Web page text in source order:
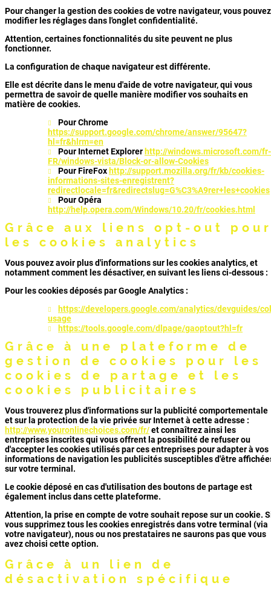
Pour changer la gestion des cookies de votre navigateur, vous pouvez
modifier les réglages dans l'onglet confidentialité.
Attention, certaines fonctionnalités du site peuvent ne plus
fonctionner.
La configuration de chaque navigateur est différente.
Elle est décrite dans le menu d'aide de votre navigateur, qui vous
permettra de savoir de quelle manière modifier vos souhaits en
matière de cookies.
Pour Chrome
https://support.google.com/chrome/answer/95647?
hl=fr&hlrm=en
Pour Internet Explorer http://windows.microsoft.com/fr-
FR/windows-vista/Block-or-allow-Cookies
Pour FireFox http://support.mozilla.org/fr/kb/cookies-
informations-sites-enregistrent?
redirectlocale=fr&redirectslug=G%C3%A9rer+les+cookies
Pour Opéra
http://help.opera.com/Windows/10.20/fr/cookies.html
Grâce aux liens opt-out
les cookies analytics
Vous pouvez avoir plus d'informations sur les cookies analytics, et
notamment comment les désactiver, en suivant les liens ci-dessous :
Pour les cookies déposés par Google Analytics :
https://developers.google.com/analytics/devguides/
usage
https://tools.google.com/dlpage/gaoptout?hl=fr
Grâce à une plateforme de
gestion de cookies pour les
cookies de partage et les
cookies publicitaires
Vous trouverez plus d'informations sur la publicité comportementale
et sur la protection de la vie privée sur Internet à cette adresse :
http://www.youronlinechoices.com/fr/et connaîtrez ainsi les
entreprises inscrites qui vous offrent la possibilité de refuser ou
d'accepter les cookies utilisés par ces entreprises pour adapter à vos
informations de navigation les publicités susceptibles d'être
sur votre terminal.
Le cookie déposé en cas d'utilisation des boutons de partage est
également inclus dans cette plateforme.
Attention, la prise en compte de votre souhait repose sur un cookie.
vous supprimez tous les cookies enregistrés dans votre terminal (via
votre navigateur), nous ou nos prestataires ne saurons pas que vous
avez choisi cette option.
Grâce à un lien de
désactivation spécifique